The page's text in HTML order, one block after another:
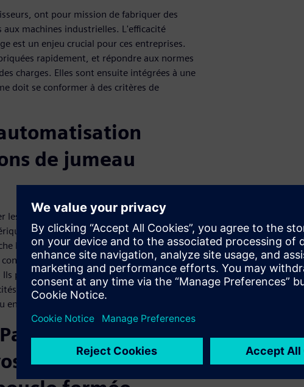
ont pour mission de fabriquer des
aux machines industrielles. L'efficacité
est un enjeu crucial pour ces entreprises.
rapidement, et répondre aux normes
charges. Elles sont ensuite intégrées à une
doit se conformer à des critères de
de jumeau
constructeurs de machines à fusionner
et physiques grâce à une boucle de
leur permet de comprendre comment
d'une pièce influe sur le processus
peuvent le faire de différentes manières,
de FAO ultra automatisée, la CAO/FAO
l'intelligence opérationnelle.
Production de
processus de